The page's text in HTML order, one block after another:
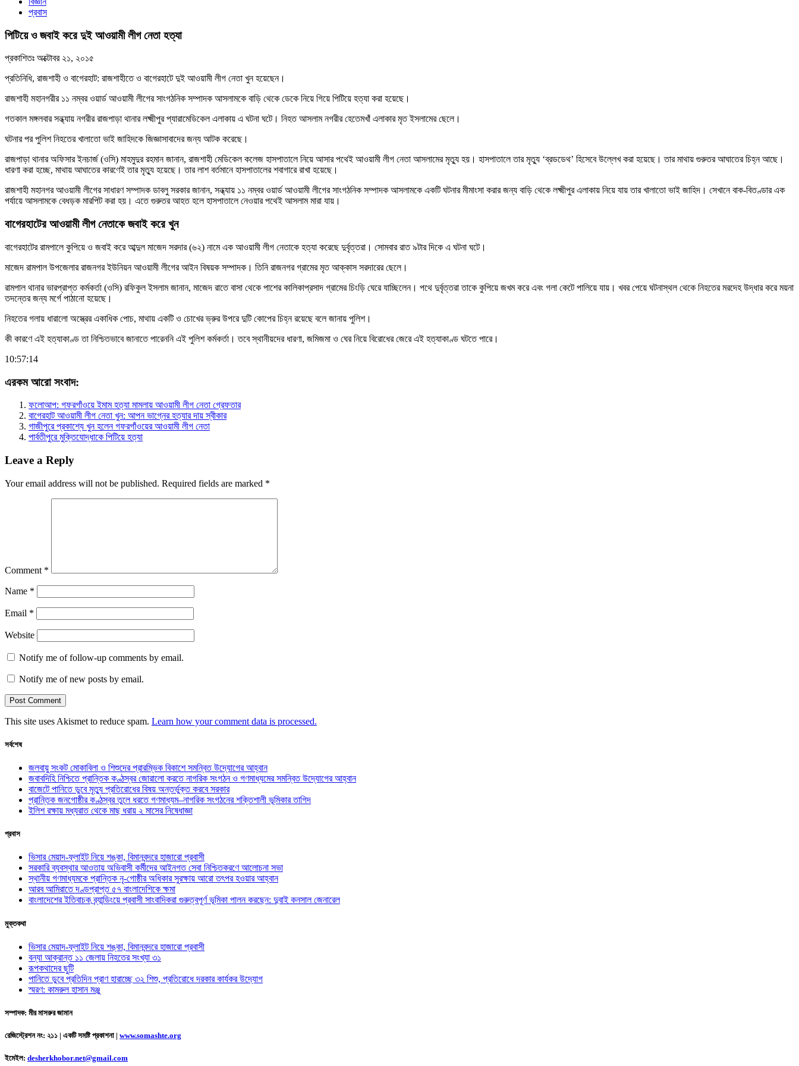
প্রবাস
পিটিয়ে ও জবাই করে দুই আওয়ামী লীগ নেতা হত্যা
প্রকাশিতঃ অক্টোবর ২১, ২০১৫
প্রতিনিধি, রাজশাহী ও বাগেরহাট: রাজশাহীতে ও বাগেরহাটে দুই আওয়ামী লীগ নেতা খুন হয়েছেন।
রাজশাহী মহানগরীর ১১ নম্বর ওয়ার্ড আওয়ামী লীগের সাংগঠনিক সম্পাদক আসলামকে বাড়ি থেকে ডেকে নিয়ে গিয়ে পিটিয়ে হত্যা করা হয়েছে।
গতকাল মঙ্গলবার সন্ধ্যায় নগরীর রাজপাড়া থানার লক্ষ্মীপুর প্যারামেডিকেল এলাকায় এ ঘটনা ঘটে। নিহত আসলাম নগরীর হেতেমখাঁ এলাকার মৃত ইসলামের ছেলে।
ঘটনার পর পুলিশ নিহতের খালাতো ভাই জাহিদকে জিজ্ঞাসাবাদের জন্য আটক করেছে।
রাজপাড়া থানার অফিসার ইনচার্জ (ওসি) মাহমুদুর রহমান জানান, রাজশাহী মেডিকেল কলেজ হাসপাতালে নিয়ে আসার পথেই আওয়ামী লীগ নেতা আসলামের মৃত্যু হয়। হাসপাতালে তার মৃত্যু ‘ব্রডডেথ’ হিসেবে উল্লেখ করা হয়েছে। তার মাথায় গুরুতর আঘাতের চিহ্ন আছে।
ধারণা করা হচ্ছে, মাথায় আঘাতের কারণেই তার মৃত্যু হয়েছে। তার লাশ বর্তমানে হাসপাতালের শবাগারে রাখা হয়েছে।
রাজশাহী মহানগর আওয়ামী লীগের সাধারণ সম্পাদক ডাবলু সরকার জানান, সন্ধ্যায় ১১ নম্বর ওয়ার্ড আওয়ামী লীগের সাংগঠনিক সম্পাদক আসলামকে একটি ঘটনার মীমাংসা করার জন্য বাড়ি থেকে লক্ষ্মীপুর এলাকায় নিয়ে যায় তার খালাতো ভাই জাহিদ। সেখানে বাক-বিতণ্ডার এক
পর্যায়ে আসলামকে বেধড়ক মারপিট করা হয়। এতে গুরুতর আহত হলে হাসপাতালে নেওয়ার পথেই আসলাম মারা যায়।
বাগেরহাটের আওয়ামী লীগ নেতাকে জবাই করে খুন
বাগেরহাটের রামপালে কুপিয়ে ও জবাই করে আব্দুল মাজেদ সরদার (৬২) নামে এক আওয়ামী লীগ নেতাকে হত্যা করেছে দুর্বৃত্তরা। সোমবার রাত ৯টার দিকে এ ঘটনা ঘটে।
মাজেদ রামপাল উপজেলার রাজনগর ইউনিয়ন আওয়ামী লীগের আইন বিষয়ক সম্পাদক। তিনি রাজনগর গ্রামের মৃত আক্কাস সরদারের ছেলে।
রামপাল থানার ভারপ্রাপ্ত কর্মকর্তা (ওসি) রফিকুল ইসলাম জানান, মাজেদ রাতে বাসা থেকে পাশের কালিকাপ্রসাদ গ্রামের চিংড়ি ঘেরে যাচ্ছিলেন। পথে দুর্বৃত্তরা তাকে কুপিয়ে জখম করে এবং গলা কেটে পালিয়ে যায়। খবর পেয়ে ঘটনাস্থল থেকে নিহতের মরদেহ উদ্ধার করে ময়না
তদন্তের জন্য মর্গে পাঠানো হয়েছে।
নিহতের গলায় ধারালো অস্ত্রের একাধিক পোচ, মাথায় একটি ও চোখের ভ্রুর উপরে দুটি কোপের চিহ্ন রয়েছে বলে জানায় পুলিশ।
কী কারণে এই হত্যাকাণ্ড তা নিশ্চিতভাবে জানাতে পারেননি এই পুলিশ কর্মকর্তা। তবে স্থানীয়দের ধারণা, জমিজমা ও ঘের নিয়ে বিরোধের জেরে এই হত্যাকাণ্ড ঘটতে পারে।
10:57:14
এরকম আরো সংবাদ:
ফলোআপ: গফরগাঁওয়ে ইমাম হত্যা মামলায় আওয়ামী লীগ নেতা গ্রেফতার
বাগেরহাট আওয়ামী লীগ নেতা খুন: আপন ভাগ্নের হত্যার দায় স্বীকার
গাজীপুরে প্রকাশ্যে খুন হলেন গফরগাঁওয়ের আওয়ামী লীগ নেতা
পার্বতীপুরে মুক্তিযোদ্ধাকে পিটিয়ে হত্যা
Leave a Reply
Your email address will not be published. Required fields are marked *
Comment *
Name *
Email *
Website
Notify me of follow-up comments by email.
Notify me of new posts by email.
This site uses Akismet to reduce spam. Learn how your comment data is processed.
সর্বশেষ
জলবায়ু সংকট মোকাবিলা ও শিশুদের প্রারম্ভিক বিকাশে সমন্বিত উদ্যোগের আহ্বান
জবাবদিহি নিশ্চিতে প্রান্তিক কণ্ঠস্বর জোরালো করতে নাগরিক সংগঠন ও গণমাধ্যমের সমন্বিত উদ্যোগের আহ্বান
বাজেটে পানিতে ডুবে মৃত্যু প্রতিরোধের বিষয় অন্তর্ভুক্ত করবে সরকার
প্রান্তিক জনগোষ্ঠীর কণ্ঠস্বর তুলে ধরতে গণমাধ্যম–নাগরিক সংগঠনের শক্তিশালী ভূমিকার তাগিদ
ইলিশ রক্ষায় মধ্যরাত থেকে মাছ ধরায় ২ মাসের নিষেধাজ্ঞা
প্রবাস
ভিসার মেয়াদ-ফ্লাইট নিয়ে শঙ্কা, বিমানবন্দরে হাজারো প্রবাসী
সরকারি ব্যবস্থার আওতায় অভিবাসী কর্মীদের আইনগত সেবা নিশ্চিতকরণে আলোচনা সভা
স্থানীয় গণমাধ্যমকে প্রান্তিক নৃ-গোষ্ঠীর অধিকার সুরক্ষায় আরো তৎপর হওয়ার আহ্বান
আরব আমিরাতে দণ্ডপ্রাপ্ত ৫৭ বাংলাদেশিকে ক্ষমা
বাংলাদেশের ইতিবাচক ব্র্যান্ডিংয়ে প্রবাসী সাংবাদিকরা গুরুত্বপূর্ণ ভূমিকা পালন করছেন: দুবাই কনসাল জেনারেল
মুক্তকথা
ভিসার মেয়াদ-ফ্লাইট নিয়ে শঙ্কা, বিমানবন্দরে হাজারো প্রবাসী
বন্যা আক্রান্ত ১১ জেলায় নিহতের সংখ্যা ৩১
রূপকথাদের ছুটি
পানিতে ডুবে প্রতিদিন প্রাণ হারাচ্ছে ৩২ শিশু, প্রতিরোধে দরকার কার্যকর উদ্যোগ
স্মরণ: কামরুল হাসান মঞ্জু
সম্পাদক: মীর মাসরুর জামান
রেজিস্ট্রেশন নং: ২১১ | একটি সমষ্টি প্রকাশনা | www.somashte.org
ইমেইল: desherkhobor.net@gmail.com